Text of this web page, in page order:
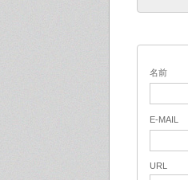
名前
E-MAIL
URL